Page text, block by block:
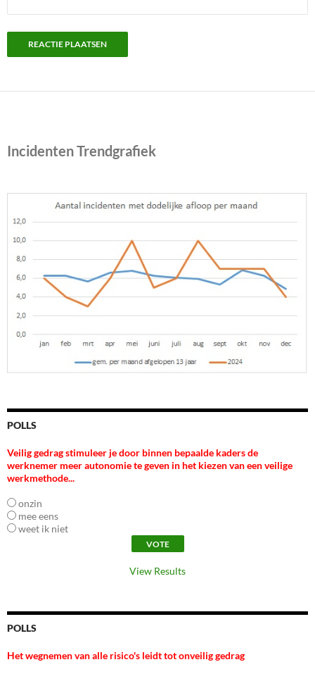
Incidenten Trendgrafiek
POLLS
Veilig gedrag stimuleer je door binnen bepaalde kaders de
werknemer meer autonomie te geven in het kiezen van een veilige
werkmethode...
onzin
mee eens
weet ik niet
View Results
POLLS
Het wegnemen van alle risico's leidt tot onveilig gedrag